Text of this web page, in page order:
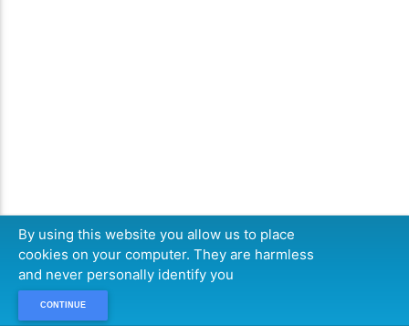
By using this website you allow us to place
cookies on your computer. They are harmless
and never personally identify you
CONTINUE